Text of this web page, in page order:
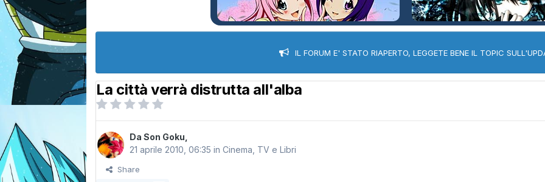
IL FORUM E' STATO RIAPERTO, LEGGETE BENE IL TOPIC
La città verrà distrutta all'alba
DaSon Goku
21 aprile 2010, 06:35 inCinema, TV e Libri
Share